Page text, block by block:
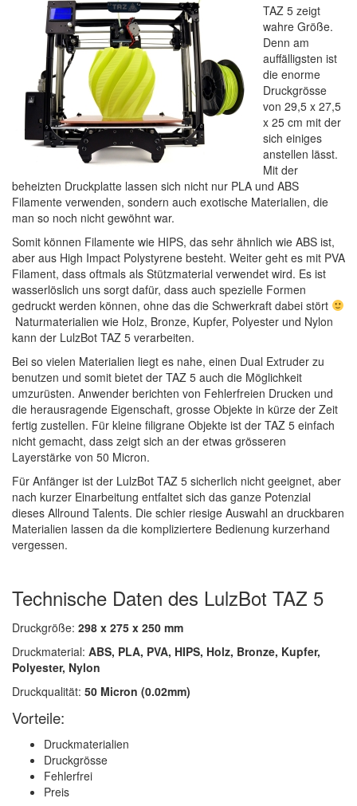
TAZ 5 zeigt
wahre Größe.
Denn am
auffälligsten ist
die enorme
Druckgrösse
von 29,5 x 27,5
x 25 cm mit der
sich einiges
anstellen lässt.
Mit der
beheizten Druckplatte lassen sich nicht nur PLA und ABS
Filamente verwenden, sondern auch exotische Materialien, die
man so noch nicht gewöhnt war.
Somit können Filamente wie HIPS, das sehr ähnlich wie ABS ist,
aber aus High Impact Polystyrene besteht. Weiter geht es mit PVA
Filament, dass oftmals als Stützmaterial verwendet wird. Es ist
wasserlöslich uns sorgt dafür, dass auch spezielle Formen
gedruckt werden können, ohne das die Schwerkraft dabei stört
Naturmaterialien wie Holz, Bronze, Kupfer, Polyester und Nylon
kann der LulzBot TAZ 5 verarbeiten.
Bei so vielen Materialien liegt es nahe, einen Dual Extruder zu
benutzen und somit bietet der TAZ 5 auch die Möglichkeit
umzurüsten. Anwender berichten von Fehlerfreien Drucken und
die herausragende Eigenschaft, grosse Objekte in kürze der Zeit
fertig zustellen. Für kleine filigrane Objekte ist der TAZ 5 einfach
nicht gemacht, dass zeigt sich an der etwas grösseren
Layerstärke von 50 Micron.
Für Anfänger ist der LulzBot TAZ 5 sicherlich nicht geeignet, aber
nach kurzer Einarbeitung entfaltet sich das ganze Potenzial
dieses Allround Talents. Die schier riesige Auswahl an druckbaren
Materialien lassen da die kompliziertere Bedienung kurzerhand
vergessen.
Technische Daten des LulzBot TAZ 5
Druckgröße: 298 x 275 x 250 mm
Druckmaterial: ABS, PLA, PVA, HIPS, Holz, Bronze, Kupfer,
Polyester, Nylon
Druckqualität: 50 Micron (0.02mm)
Vorteile:
Druckmaterialien
Druckgrösse
Fehlerfrei
Preis